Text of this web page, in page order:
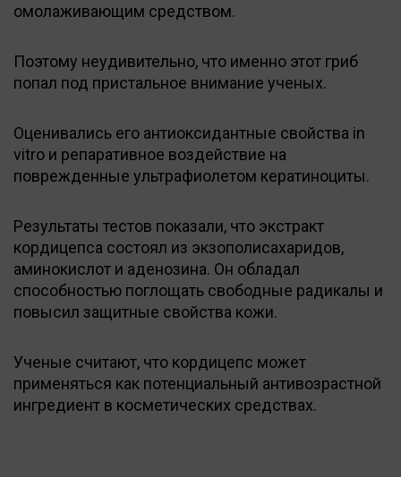
омолаживающим средством.
Поэтому неудивительно, что именно этот гриб
попал под пристальное внимание ученых.
Оценивались его антиоксидантные свойства in
vitro и репаративное воздействие на
поврежденные ультрафиолетом кератиноциты.
Результаты тестов показали, что экстракт
кордицепса состоял из экзополисахаридов,
аминокислот и аденозина. Он обладал
способностью поглощать свободные радикалы и
повысил защитные свойства кожи.
Ученые считают, что кордицепс может
применяться как потенциальный антивозрастной
ингредиент в косметических средствах.